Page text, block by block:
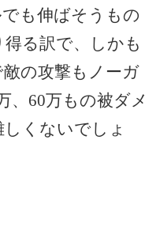
も伸ばそうもの
る訳で、しかも
の攻撃もノーガ
、60万もの被ダメ
くないでしょ